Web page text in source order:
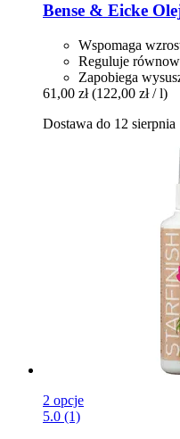
Bense & Eicke
Wspomaga
Reguluje
Zapobiega
61,00 zł (122,00 zł / l)
Dostawa do 12 sierpnia
2 opcje
5.0 (1)